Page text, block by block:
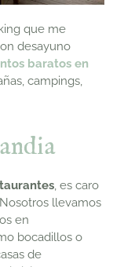
que me
desayuno
baratos en
campings,
, es caro
llevamos
en
bocadillos o
de